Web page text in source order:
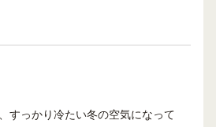
すっかり冷たい冬の空気になって